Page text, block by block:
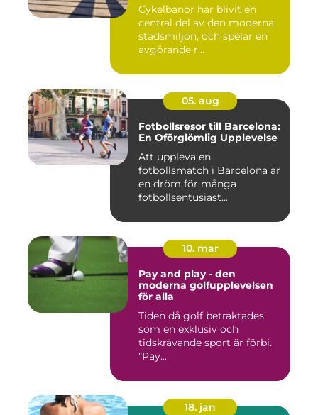
Cykelbanor har blivit en
central del av den moderna
stadsmiljön, och spelar en
avgörande r...
05. aug
Fotbollsresor till Barcelona:
En Oförglömlig Upplevelse
Att uppleva en
fotbollsmatch i Barcelona är
en dröm för många
fotbollsentusiast...
10. mar
Pay and play - den
moderna golfupplevelsen
för alla
Tiden då golf betraktades
som en exklusiv och
tidskrävande sport är förbi.
"Pay...
18. jan